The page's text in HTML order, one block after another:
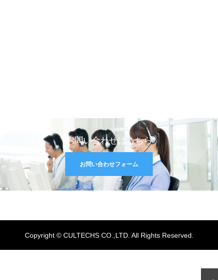
お問い合わせはこちら
お問い合わせフォーム
Copyright © CULTECHS CO.,LTD. All Rights Reserved.